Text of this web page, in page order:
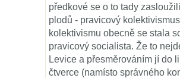
předkové se o to tady
plodů - pravicový
kolektivismu obecně se stala
pravicový socialista. Že to
Levice a přesměrováním jí do
čtverce (namísto správného